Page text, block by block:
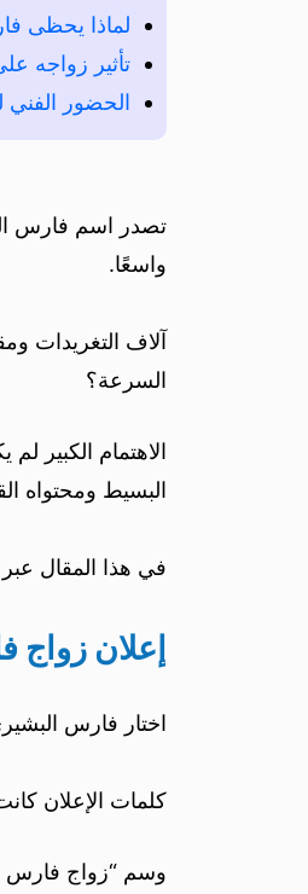
لماذا يحظى
تأثير زواجه
الحضور
تصدر اسم فارس
واسعًا.
آلاف التغريدات
السرعة؟
الاهتمام الكبير
البسيط ومحتواه
في هذا المقال
إعلان زواج
اختار فارس
كلمات الإعلان
وسم “زواج فارس